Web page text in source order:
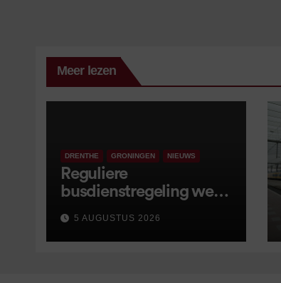
Meer lezen
DRENTHE GRONINGEN NIEUWS
Reguliere
busdienstregeling weer
van start, met kleine
wijzigingen
5 AUGUSTUS 2026